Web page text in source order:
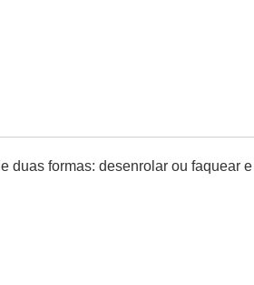
duas formas: desenrolar ou